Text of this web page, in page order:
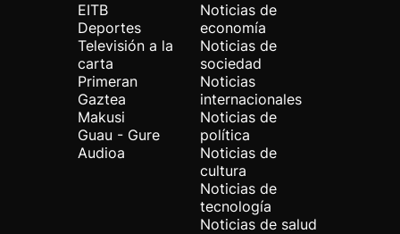
EITB
Deportes
Televisión a la
carta
Primeran
Gaztea
Makusi
Guau - Gure
Audioa
Noticias de
economía
Noticias de
sociedad
Noticias
internacionales
Noticias de
política
Noticias de
cultura
Noticias de
tecnología
Noticias de salud